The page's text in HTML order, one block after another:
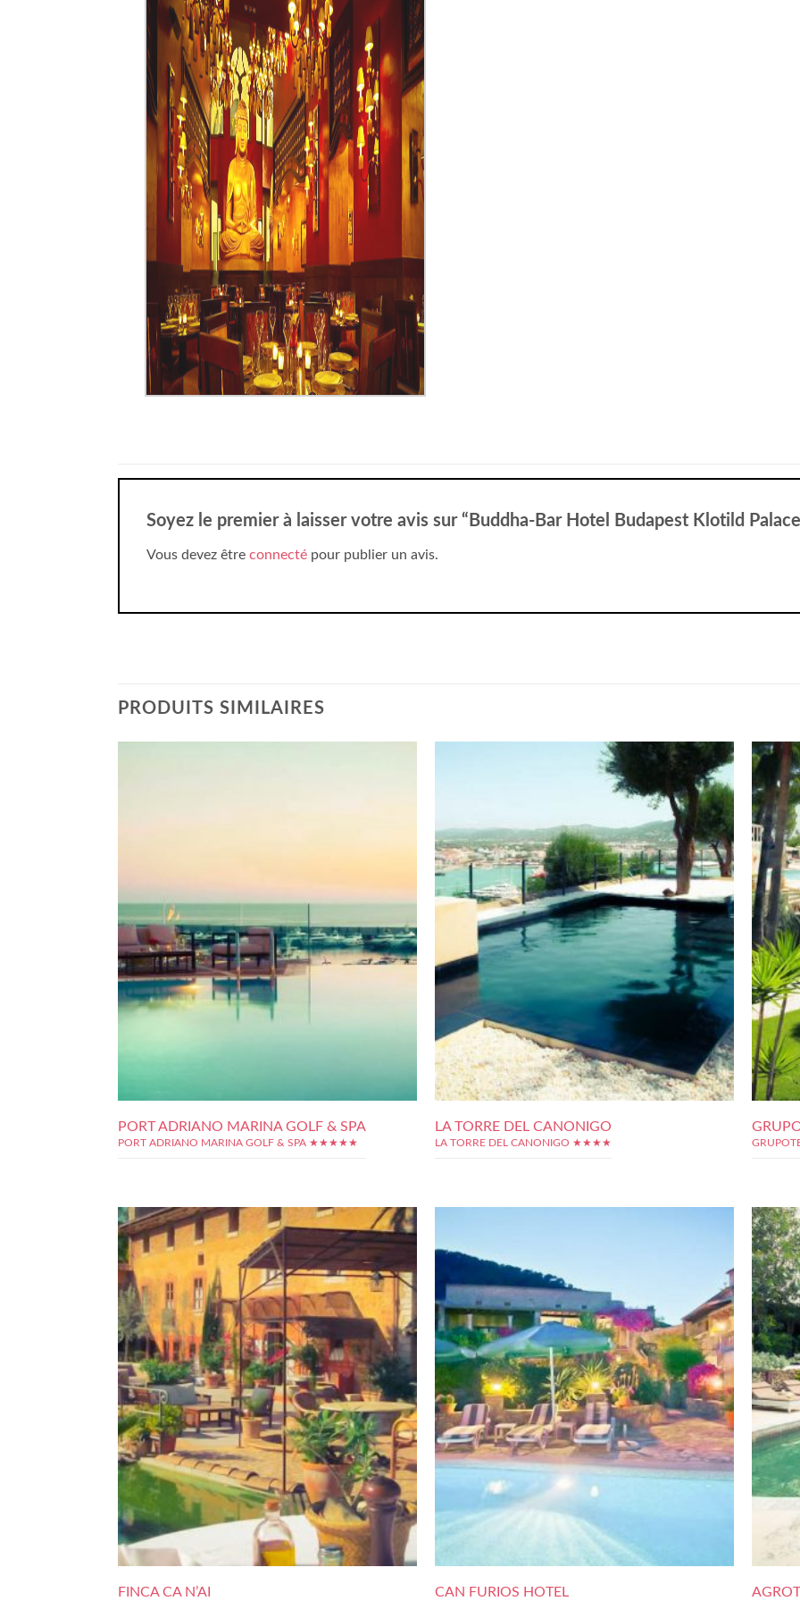
Soyez le premier à laisser votre avis sur “Buddha-Bar Hotel Budapest Klotild
Vous devez être connecté pour publier un avis.
PRODUITS SIMILAIRES
PORT ADRIANO MARINA GOLF & SPA
PORT ADRIANO MARINA GOLF & SPA ★★★★★
LA TORRE DEL CANONIGO
LA TORRE DEL CANONIGO ★★★★
FINCA CA N’AI CAN FURIOS HOTEL